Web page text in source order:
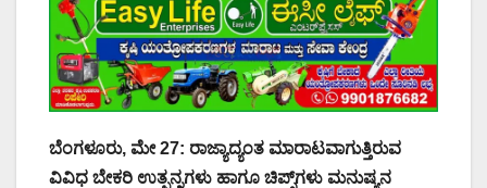
ಬೆಂಗಳೂರು, ಮೇ 27: ರಾಜ್ಯಾದ್ಯಂತ ಮಾರಾಟವಾಗುತ್ತಿರುವ
ವಿವಿಧ ಬೇಕರಿ ಉತ್ಪನ್ನಗಳು ಹಾಗೂ ಚಿಪ್ಸ್‌ಗಳು ಮನುಷ್ಯನ